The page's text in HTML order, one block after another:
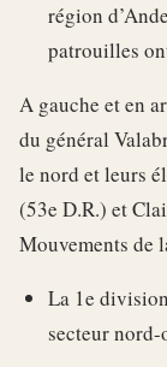
région
patrouilles
A gauche et en
du général
le nord et leurs
(53e D.R.) et
Mouvements de
La 1e
secteur nord-